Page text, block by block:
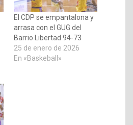
El CDP se empantalona y
arrasa con el GUG del
Barrio Libertad 94-73
25 de enero de 2026
En «Baskeball»